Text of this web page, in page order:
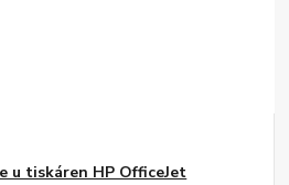
u tiskáren HP OfficeJet